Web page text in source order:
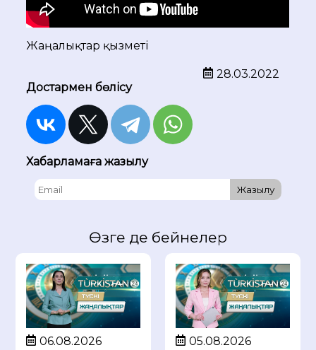
Жаңалықтар қызметі
28.03.2022
Достармен бөлісу
Хабарламаға жазылу
Жазылу
Өзге де бейнелер
06.08.2026
05.08.2026